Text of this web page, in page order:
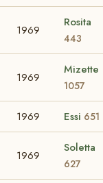
1969
Rosita
443
1969
Mizette
1057
1969 Essi 651
1969
Soletta
627